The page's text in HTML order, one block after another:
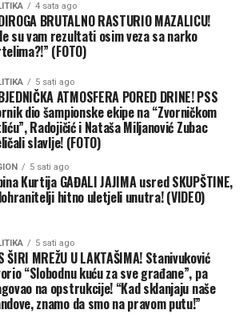
4 sata ago
BRUTALNO RASTURIO MAZALICU!
su vam rezultati osim veza sa narko
(FOTO)
5 sati ago
ATMOSFERA PORED DRINE! PSS
dio šampionske ekipe na “Zvorničkom
Radojičić i Nataša Miljanović Zubac
slavlje! (FOTO)
5 sati ago
Kurtija GAĐALI JAJIMA usred SKUPŠTINE,
hitno uletjeli unutra! (VIDEO)
5 sati ago
ŠIRI MREŽU U LAKTAŠIMA! Stanivuković
“Slobodnu kuću za sve građane”, pa
na opstrukcije! “Kad sklanjaju naše
znamo da smo na pravom putu!”